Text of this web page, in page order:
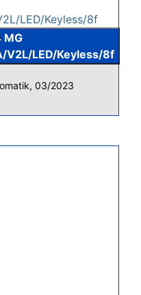
MG
V2L/LED/Keyless/8f
03/2023